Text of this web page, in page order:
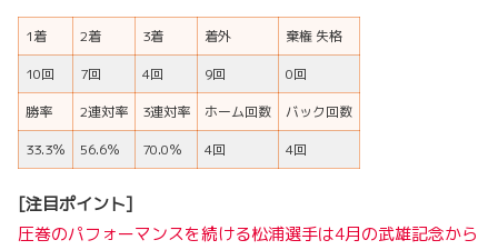
1着 2着 3着 着外
棄権 失格
10回
7回 4回 9回
0回
勝率
2連対率 3連対率 ホーム回数
バック回数
33.3％
56.6％ 70.0％ 4回 4回
[注目ポイント]
圧巻のパフォーマンスを続ける松浦選手は4月の武雄記念から